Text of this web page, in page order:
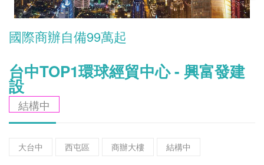
國際商辦自備99萬起
台中TOP1環球經貿中心 - 興富發建
設
結構中
大台中 西屯區 商辦大樓 結構中